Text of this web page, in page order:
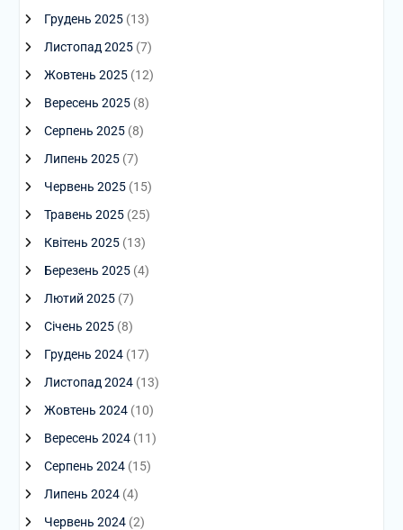
Грудень 2025(13)
Листопад 2025(7)
Жовтень 2025(12)
Вересень 2025(8)
Серпень 2025(8)
Липень 2025(7)
Червень 2025(15)
Травень 2025(25)
Квітень 2025(13)
Березень 2025(4)
Лютий 2025(7)
Січень 2025(8)
Грудень 2024(17)
Листопад 2024(13)
Жовтень 2024(10)
Вересень 2024(11)
Серпень 2024(15)
Липень 2024(4)
Червень 2024(2)